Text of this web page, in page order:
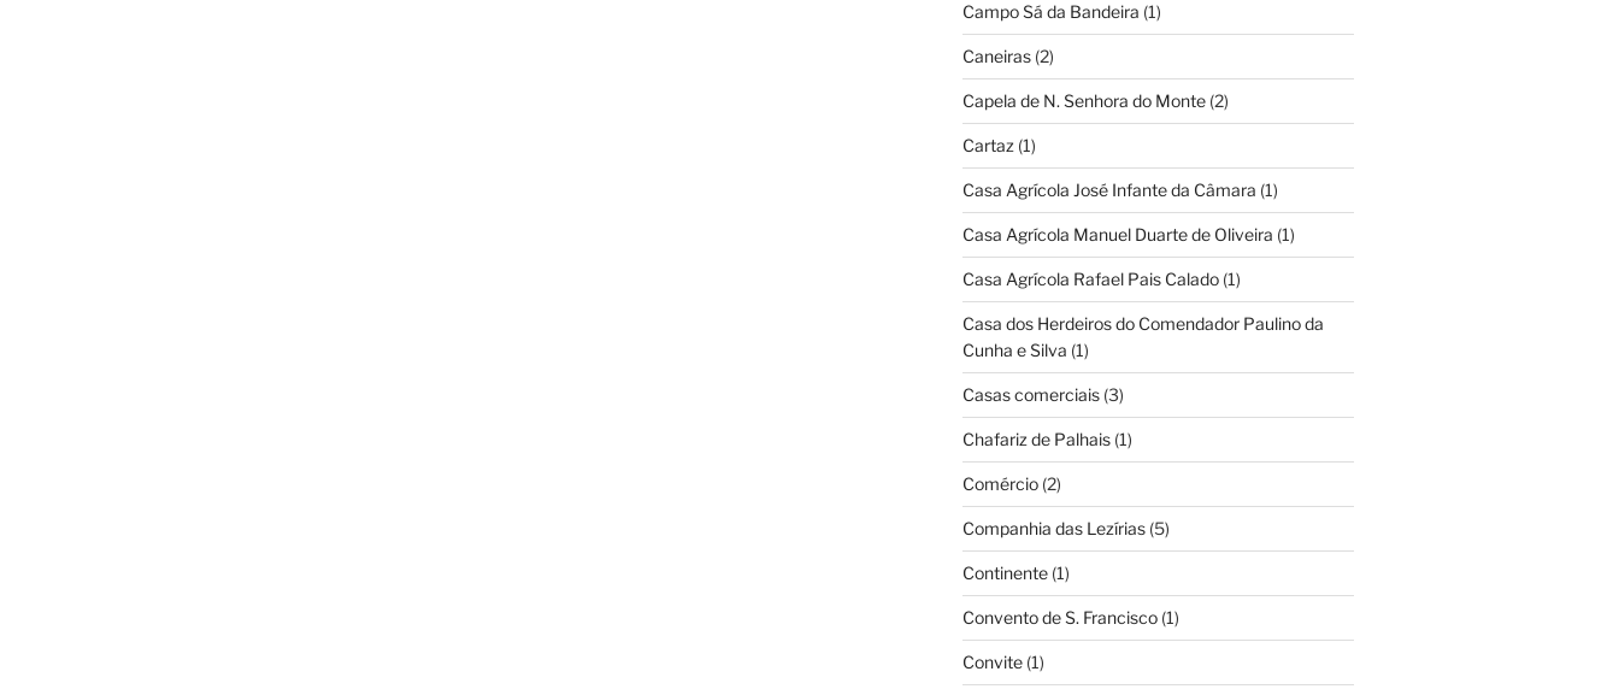
Campo Sá da Bandeira (1)
Caneiras(2)
Capela de N. Senhora do Monte(2)
Cartaz (1)
Casa Agrícola José Infante da Câmara (1)
Casa Agrícola Manuel Duarte de Oliveira (1)
Casa Agrícola Rafael Pais Calado(1)
Casa dos Herdeiros do Comendador Paulino da
Cunha e Silva (1)
Casas comerciais(3)
Chafariz de Palhais(1)
Comércio(2)
Companhia das Lezírias(5)
Continente(1)
Convento de S. Francisco(1)
Convite(1)